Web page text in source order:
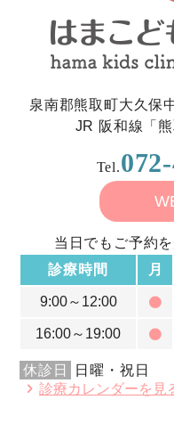
泉南郡熊取町大久保
JR 阪和線「
Tel.
当日でもご予約
診療時間
月
9:00～12:00
16:00～19:00
休診日
日曜・祝日
診療カレンダーを見